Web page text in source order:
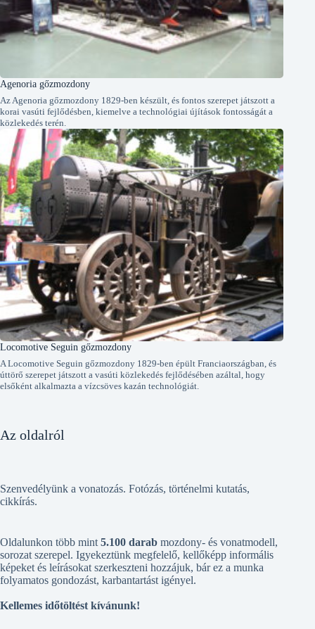
Agenoria gőzmozdony
Az Agenoria gőzmozdony 1829-ben készült, és fontos szerepet játszott a
korai vasúti fejlődésben, kiemelve a technológiai újítások fontosságát a
közlekedés terén.
Locomotive Seguin gőzmozdony
A Locomotive Seguin gőzmozdony 1829-ben épült Franciaországban, és
úttörő szerepet játszott a vasúti közlekedés fejlődésében azáltal, hogy
elsőként alkalmazta a vízcsöves kazán technológiát.
Az oldalról
Szenvedélyünk a vonatozás. Fotózás, történelmi kutatás,
cikkírás.
Oldalunkon több mint 5.100 darab mozdony- és vonatmodell,
sorozat szerepel. Igyekeztünk megfelelő, kellőképp informális
képeket és leírásokat szerkeszteni hozzájuk, bár ez a munka
folyamatos gondozást, karbantartást igényel.
Kellemes időtöltést kívánunk!